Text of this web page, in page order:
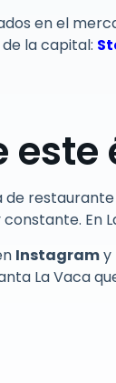
en el
la capital:
este
En
Instagramy
La Vaca